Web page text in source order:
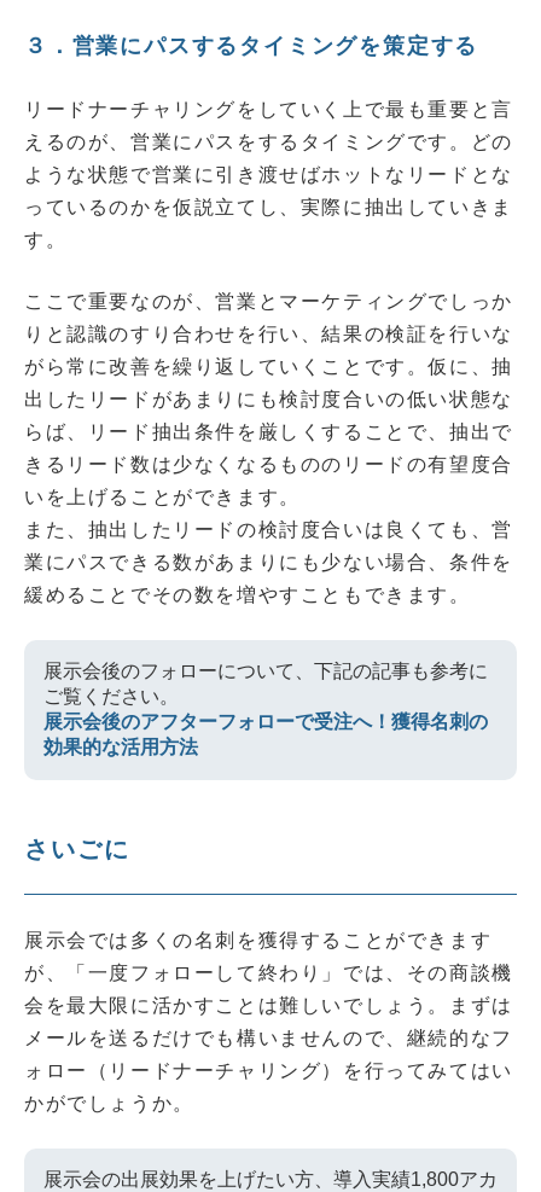
３．営業にパスするタイミングを策定する
リードナーチャリングをしていく上で最も重要と言
えるのが、営業にパスをするタイミングです。どの
ような状態で営業に引き渡せばホットなリードとな
っているのかを仮説立てし、実際に抽出していきま
す。
ここで重要なのが、営業とマーケティングでしっか
りと認識のすり合わせを行い、結果の検証を行いな
がら常に改善を繰り返していくことです。仮に、抽
出したリードがあまりにも検討度合いの低い状態な
らば、リード抽出条件を厳しくすることで、抽出で
きるリード数は少なくなるもののリードの有望度合
いを上げることができます。
また、抽出したリードの検討度合いは良くても、営
業にパスできる数があまりにも少ない場合、条件を
緩めることでその数を増やすこともできます。
展示会後のフォローについて、下記の記事も参考に
ご覧ください。
展示会後のアフターフォローで受注へ！獲得名刺の
効果的な活用方法
さいごに
展示会では多くの名刺を獲得することができます
が、「一度フォローして終わり」では、その商談機
会を最大限に活かすことは難しいでしょう。まずは
メールを送るだけでも構いませんので、継続的なフ
ォロー（リードナーチャリング）を行ってみてはい
かがでしょうか。
展示会の出展効果を上げたい方、導入実績1,800アカ